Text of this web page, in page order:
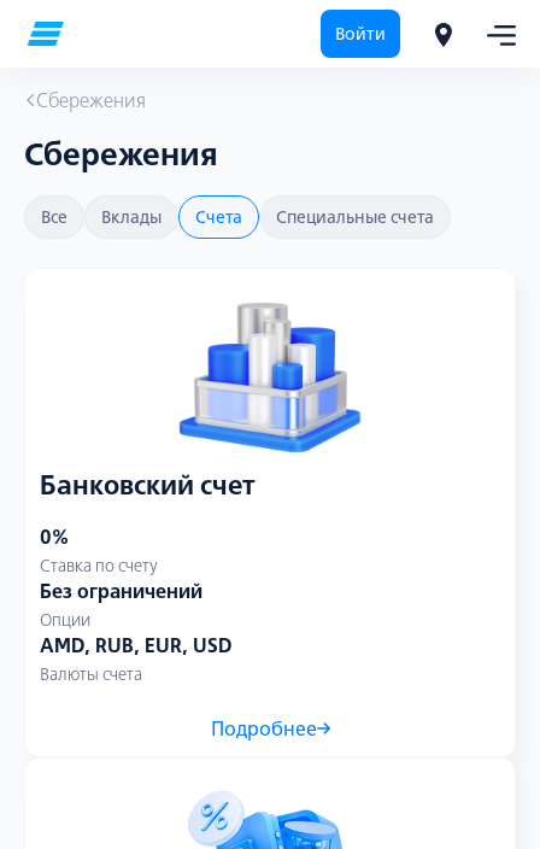
Войти
Сбережения
Сбережения
Все Вклады Счета Специальные счета
Банковский счет
0%
Ставка по счету
Без ограничений
Опции
AMD, RUB, EUR, USD
Валюты счета
Подробнее